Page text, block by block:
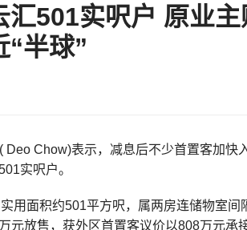
501实呎户 原业
“半球”
Chow)表示，减息后不少首置客加快
实呎户。
用面积约501平方呎，属两房连储物室间
元放售，获外区首置客议价以808万元承